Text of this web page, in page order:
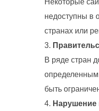
недоступны в
странах или
В ряде стран
быть
Нарушение